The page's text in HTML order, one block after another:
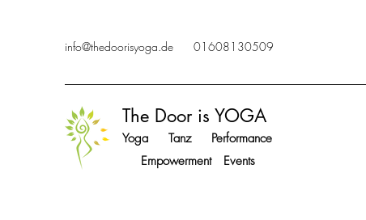
info@thedoorisyoga.de 01608130509
The Door is YOGA
Yoga Tanz Performance
Empowerment Events